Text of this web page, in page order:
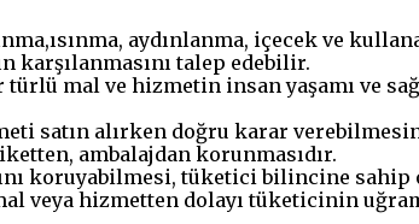
aydınlanma, içecek ve
karşılanmasını talep edebilir.
türlü mal ve hizmetin insan yaşamı ve
satın alırken doğru karar
ambalajdan korunmasıdır.
koruyabilmesi, tüketici bilincine
veya hizmetten dolayı tüketicinin